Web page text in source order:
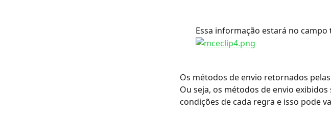
Essa informação estará no campo
Os métodos de envio retornados
Ou seja, os métodos de envio
condições de cada regra e isso pode